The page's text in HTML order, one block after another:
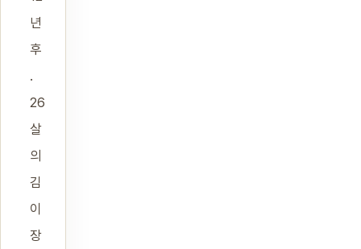
년
후
.
26
살
의
김
이
장